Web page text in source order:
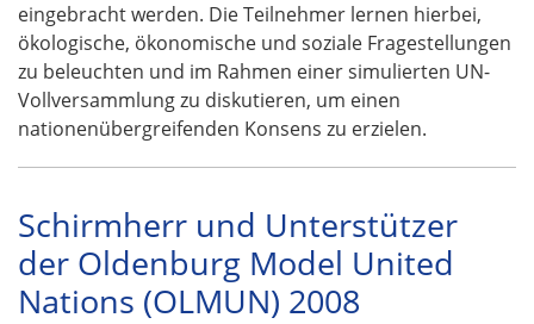
eingebracht werden. Die Teilnehmer lernen hierbei,
ökologische, ökonomische und soziale Fragestellungen
zu beleuchten und im Rahmen einer simulierten UN-
Vollversammlung zu diskutieren, um einen
nationenübergreifenden Konsens zu erzielen.
Schirmherr und Unterstützer
der Oldenburg Model United
Nations (OLMUN) 2008